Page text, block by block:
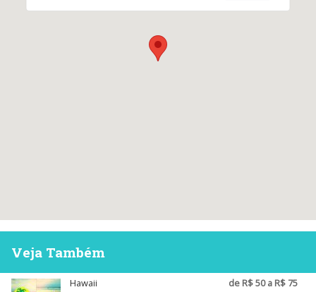
Veja Também
Hawaii de R$ 50 a R$ 75